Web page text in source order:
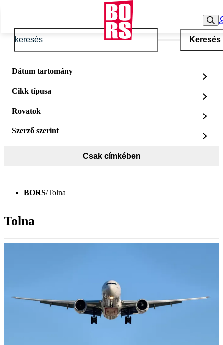
Keresés
Dátum tartomány
Cikk típusa
Rovatok
Szerző szerint
Csak címkében
BORS/Tolna
Tolna